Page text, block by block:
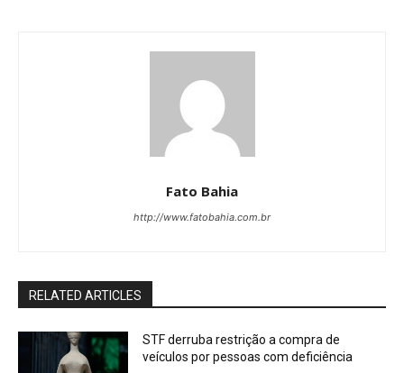
Fato Bahia
http://www.fatobahia.com.br
RELATED ARTICLES
STF derruba restrição a compra de
veículos por pessoas com deficiência